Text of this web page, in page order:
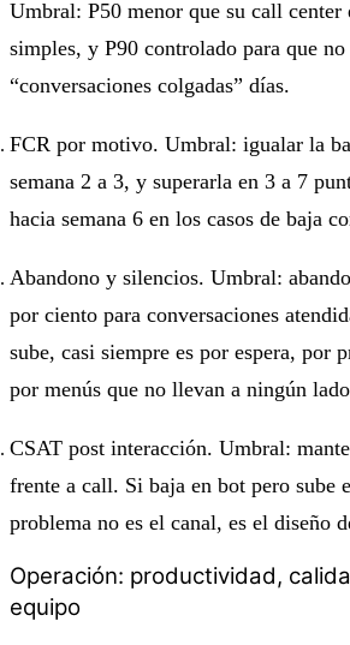
Umbral: P50 menor que su call center
simples, y P90 controlado para que no
“conversaciones colgadas” días.
FCR por motivo. Umbral: igualar la
semana 2 a 3, y superarla en 3 a 7
hacia semana 6 en los casos de baja
Abandono y silencios. Umbral:
por ciento para conversaciones
sube, casi siempre es por espera, por
por menús que no llevan a ningún
CSAT post interacción. Umbral:
frente a call. Si baja en bot pero sube
problema no es el canal, es el diseño
Operación: productividad,
equipo